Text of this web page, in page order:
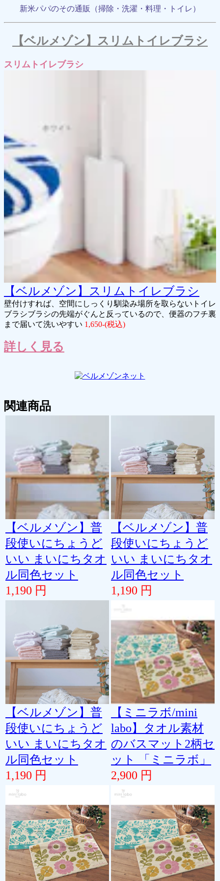
新米パパのその通販（掃除・洗濯・料理・トイレ）
【ベルメゾン】スリムトイレブラシ
スリムトイレブラシ
【ベルメゾン】スリムトイレブラシ
壁付けすれば、空間にしっくり馴染み場所を取らないトイレ
ブラシブラシの先端がぐんと反っているので、便器のフチ裏
まで届いて洗いやすい 1,650-(税込)
詳しく見る
関連商品
【ベルメゾン】普
段使いにちょうど
いい まいにちタオ
ル同色セット
1,190 円
【ベルメゾン】普
段使いにちょうど
いい まいにちタオ
ル同色セット
1,190 円
【ベルメゾン】普
段使いにちょうど
いい まいにちタオ
ル同色セット
1,190 円
【ミニラボ/mini
labo】タオル素材
のバスマット2柄セ
ット 「ミニラボ」
2,900 円